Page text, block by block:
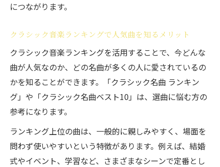
につながります。
クラシック音楽ランキングで人気曲を知るメリット
クラシック音楽ランキングを活用することで、今どんな
曲が人気なのか、どの名曲が多くの人に愛されているの
かを知ることができます。「クラシック名曲 ランキン
グ」や「クラシック名曲ベスト10」は、選曲に悩む方の
参考になります。
ランキング上位の曲は、一般的に親しみやすく、場面を
問わず使いやすいという特徴があります。例えば、結婚
式やイベント、学習など、さまざまなシーンで定番とし